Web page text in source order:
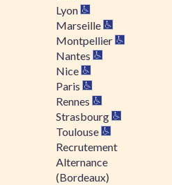
Lyon
Marseille
Montpellier
Nantes
Nice
Paris
Rennes
Strasbourg
Toulouse
Recrutement
Alternance
(Bordeaux)